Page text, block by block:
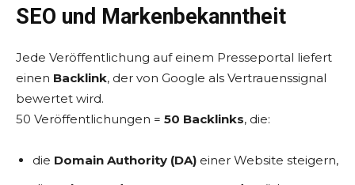
SEO und Markenbekanntheit
Jede Veröffentlichung auf einem Presseportal liefert
einen Backlink, der von Google als Vertrauenssignal
bewertet wird.
50 Veröffentlichungen = 50 Backlinks, die:
die Domain Authority (DA) einer Website steigern,